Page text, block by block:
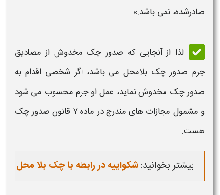
صادرشده، نمی‌ باشد.»
لذا از آنجایی که صدور چک مخدوش از مصادیق
جرم صدور چک بلامحل می باشد، اگر شخصی اقدام به
صدور چک مخدوشنماید، عمل او جرم محسوب می شود
و مشمول مجازات های مندرج در ماده ۷
قانون صدور چک
هست.
بیشتر بخوانید:شکواییه در رابطه با چک بلا محل